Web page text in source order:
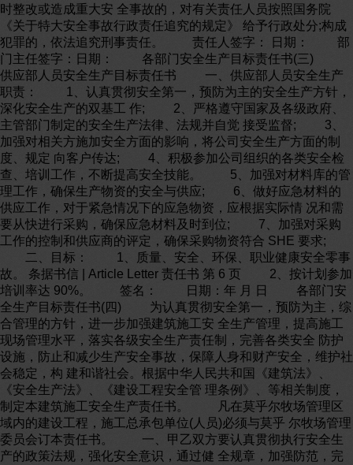
时整改或造成重大安 全事故的，对有关责任人员按照国务院
《关于特大安全事故行政责任追究的规定》 给予行政处分;构成
犯罪的，依法追究刑事责任。 责任人签字： 日期： 部
门主任签字：日期： 各部门安全生产目标责任书(三)
供应部人员安全生产目标责任书 一、供应部人员安全生产
职责： 1、认真贯彻安全第一，预防为主的安全生产方针，
深化安全生产的双基工 作; 2、严格遵守国家及各级政府、
主管部门制定的安全生产法律、法规并自觉 接受监督; 3、
加强对相关方施加安全方面的影响，将公司安全生产方面的制
度、规定 向客户传达; 4、积极参加公司组织的各类安全检
查、培训工作，不断提高安全技能。 5、加强对材料库的管
理工作，确保生产物资的安全与供应; 6、做好应急材料的
供应工作，对于紧急情况下的应急物资，应根据实际情 况和需
要从快进行采购，确保应急材料及时到位; 7、加强对采购
工作的控制和供应商的评定，确保采购物资符合 SHE 要求;
二、目标： 1、质量、安全、环保、职业健康安全零事
故。 条据书信 | Article Letter 责任书 第 6 页 2、按计划参加
培训率达 90%。 签名： 日期：年 月 日 各部门安
全生产目标责任书(四) 为认真贯彻安全第一，预防为主，综
合管理的方针，进一步加强建筑施工安 全生产管理，提高施工
现场管理水平，落实各级安全生产责任制，完善各类安全 防护
设施，防止和减少生产安全事故，保障人身和财产安全，维护社
会稳定，构 建和谐社会。根据中华人民共和国《建筑法》、
《安全生产法》、《建设工程安全管 理条例》、等相关制度，
制定本建筑施工安全生产责任书。 凡在莫乎尔牧场管理区
域内的建设工程，施工总承包单位(人员)必须与莫乎 尔牧场管理
委员会订本责任书。 一、甲乙双方要认真贯彻执行安全生
产的政策法规，强化安全意识，通过健 全规章，加强防范，完